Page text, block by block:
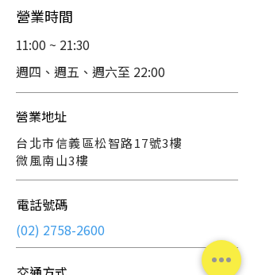
營業時間
11:00 ~ 21:30
週四、週五、週六至 22:00
營業地址
台北市信義區松智路17號3樓
微風南山3樓
電話號碼
(02) 2758-2600